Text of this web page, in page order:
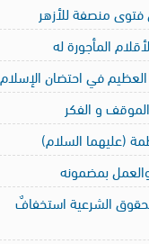
في فتوى منصفة للأزهر
المأجورة له
في احتضان الإسلام
و الفكر
(عليهما السلام)
والعمل بمضمونه
الحقوق الشرعية استخفافٌ